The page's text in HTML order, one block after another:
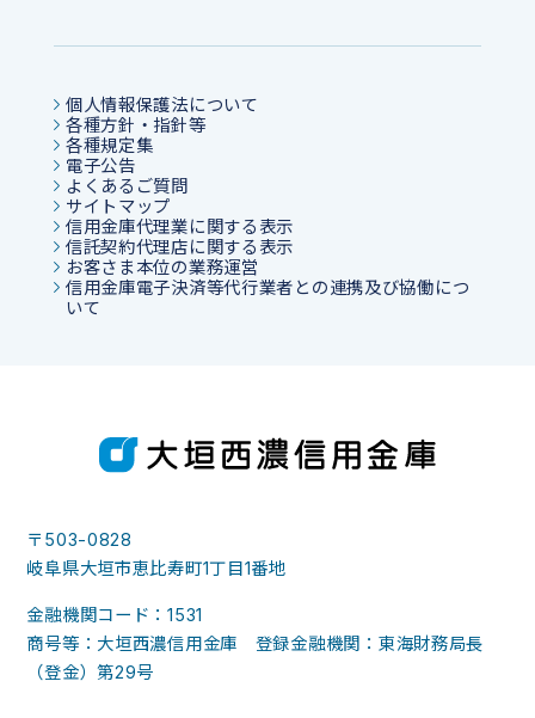
個人情報保護法について
各種方針・指針等
各種規定集
電子公告
よくあるご質問
サイトマップ
信用金庫代理業に関する表示
信託契約代理店に関する表示
お客さま本位の業務運営
信用金庫電子決済等代行業者との連携及び協働につ
いて
〒503-0828
岐阜県大垣市恵比寿町1丁目1番地
金融機関コード：1531
商号等：大垣西濃信用金庫 登録金融機関：東海財務局長
（登金）第29号